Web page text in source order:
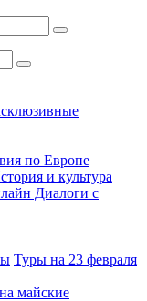
по Европе
и культура
Диалоги с
Туры на 23 февраля
майские